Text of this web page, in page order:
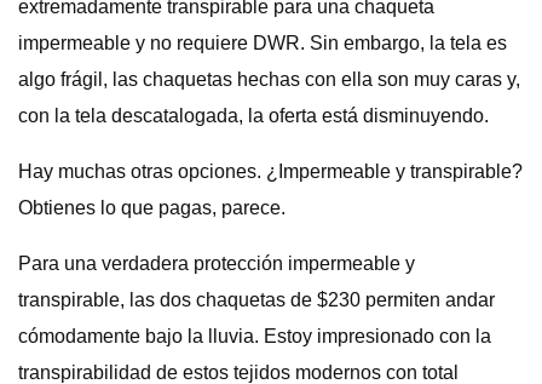
extremadamente transpirable para una chaqueta
impermeable y no requiere DWR. Sin embargo, la tela es
algo frágil, las chaquetas hechas con ella son muy caras y,
con la tela descatalogada, la oferta está disminuyendo.
Hay muchas otras opciones. ¿Impermeable y transpirable?
Obtienes lo que pagas, parece.
Para una verdadera protección impermeable y
transpirable, las dos chaquetas de $230 permiten andar
cómodamente bajo la lluvia. Estoy impresionado con la
transpirabilidad de estos tejidos modernos con total